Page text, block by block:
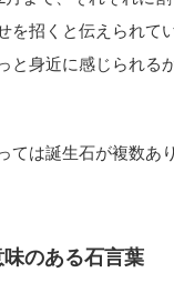
を招くと伝えられて
と身近に感じられる
ては誕生石が複数あ
のある石言葉